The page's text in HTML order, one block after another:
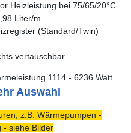
Heizleistung bei 75/65/20°C
Liter/m
(Standard/Twin)
vertauschbar
1114 - 6236 Watt
Auswahl
z.B. Wärmepumpen -
- siehe Bilder